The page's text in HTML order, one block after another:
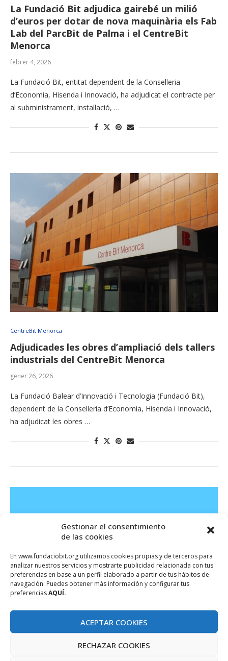
Gestionar el consentimiento
de las cookies
En www.fundaciobit.org utilizamos cookies propias y de terceros para
analizar nuestros servicios y mostrarte publicidad relacionada con tus
preferencias en base a un perfil elaborado a partir de tus hábitos de
navegación. Puedes obtener más información y configurar tus
preferenciasAQUÍ.
ACEPTAR COOKIES
RECHAZAR COOKIES
La Fundació Bit adjudica gairebé un milió
d’euros per dotar de nova maquinària els Fab
Lab del ParcBit de Palma i el CentreBit
Menorca
febrer 4, 2026
La Fundació Bit, entitat dependent de la Conselleria
d’Economia, Hisenda i Innovació, ha adjudicat el contracte per
al subministrament, instal·lació, …
CentreBit Menorca
Adjudicades les obres d’ampliació dels tallers
industrials del CentreBit Menorca
gener 26, 2026
La Fundació Balear d’Innovació i Tecnologia (Fundació Bit),
dependent de la Conselleria d’Economia, Hisenda i Innovació,
ha adjudicat les obres …